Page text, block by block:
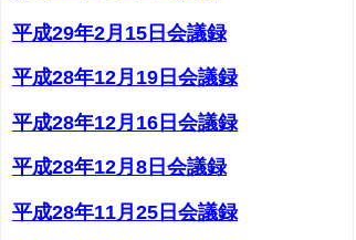
平成29年2月15日会議録
平成28年12月19日会議録
平成28年12月16日会議録
平成28年12月8日会議録
平成28年11月25日会議録